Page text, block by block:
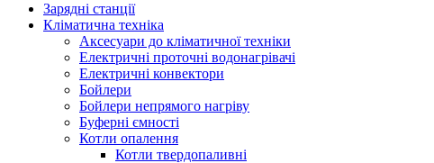
Зарядні станції
Кліматична техніка
Аксесуари до кліматичної техніки
Електричні проточні водонагрівачі
Електричні конвектори
Бойлери
Бойлери непрямого нагріву
Буферні ємності
Котли опалення
Котли твердопаливні